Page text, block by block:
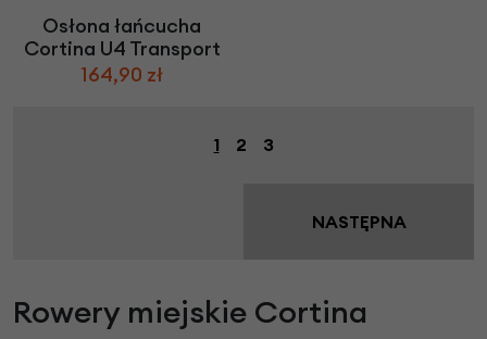
Osłona łańcucha
Cortina U4 Transport
164,90 zł
1 2 3
NASTĘPNA
Rowery miejskie Cortina